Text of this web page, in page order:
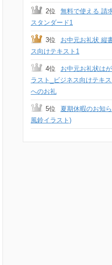
2位
無料で使える 請
スタンダード1
3位
お中元お礼状 縦
ス向けテキスト1
4位
お中元お礼状は
ラスト_ビジネス向けテキ
へのお礼
5位
夏期休暇のお知
風鈴イラスト)